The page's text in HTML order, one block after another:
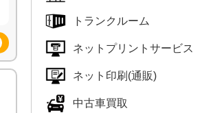
トランクルーム
ネットプリントサービス
ネット印刷(通販)
中古車買取